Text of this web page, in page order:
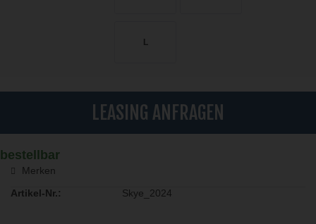
L
LEASING ANFRAGEN
bestellbar
Merken
Artikel-Nr.:
Skye_2024